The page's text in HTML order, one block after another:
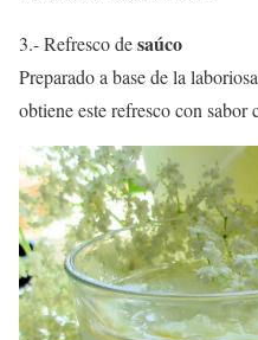
3.- Refresco desaúco
Preparado a base de la
obtiene este refresco con sabor